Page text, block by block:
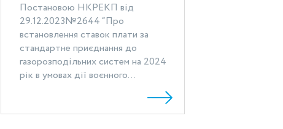
Постановою НКРЕКП від
29.12.2023№2644 “Про
встановлення ставок плати за
стандартне приєднання до
газорозподільних систем на 2024
рік в умовах дії воєнного...